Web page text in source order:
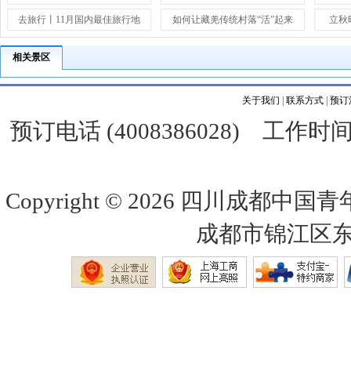
去旅行丨11月国内最佳旅行地 如何让藏羌传统村落“活”起来 立秋
相关景区
关于我们 联系方式| 预订
预订电话 (4008386028) 工作时
Copyright © 2026 四川成都中国青
成都市锦江区